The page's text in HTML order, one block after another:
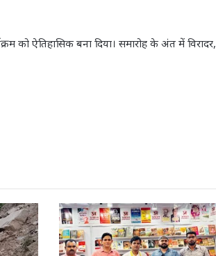
ऐतिहासिक बना दिया। समारोह के अंत में विरादर,